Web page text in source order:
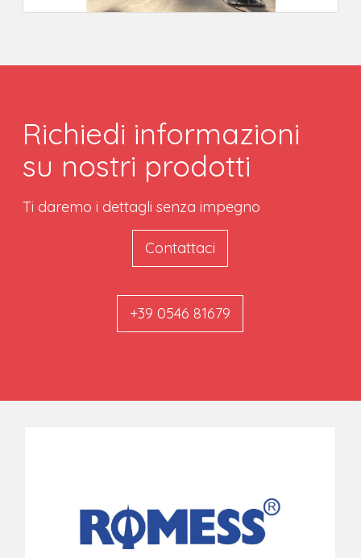
Richiedi informazioni
su nostri prodotti
Ti daremo i dettagli senza impegno
Contattaci
+39 0546 81679